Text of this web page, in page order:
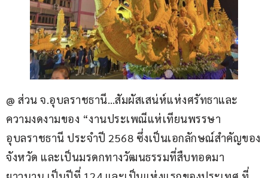
@ ส่วน จ.อุบลราชธานี…สัมผัสเสน่ห์แห่งศรัทธาและ
ความงดงามของ “งานประเพณีแห่เทียนพรรษา
อุบลราชธานี ประจำปี 2568 ซึ่งเป็นเอกลักษณ์สำคัญของ
จังหวัด และเป็นมรดกทางวัฒนธรรมที่สืบทอดมา